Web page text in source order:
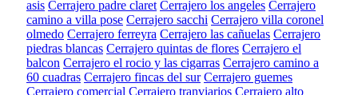
asis Cerrajero padre claret Cerrajero los angeles Cerrajero
camino a villa pose Cerrajero sacchi Cerrajero villa coronel
olmedo Cerrajero ferreyra Cerrajero las cañuelas Cerrajero
piedras blancas Cerrajero quintas de flores Cerrajero el
balcon Cerrajero el rocio y las cigarras Cerrajero camino a
60 cuadras Cerrajero fincas del sur Cerrajero guemes
Cerrajero comercial Cerrajero tranviarios Cerrajero alto